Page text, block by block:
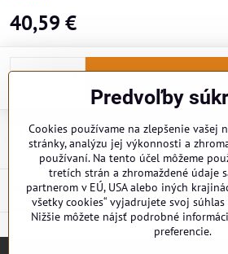
40,59 €
Do
Doručenia
Popis
Predvoľby
Cookies používame na zlepšenie vašej
stránky, analýzu jej výkonnosti a
používaní. Na tento účel môžeme
tretích strán a zhromaždené údaje
partnerom v EÚ, USA alebo iných
všetky cookies“ vyjadrujete svoj
Nižšie môžete nájsť podrobné
preferencie.